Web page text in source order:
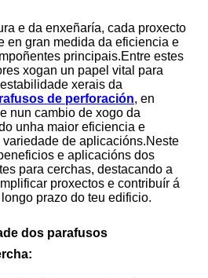
e da enxeñaría, cada proxecto
en gran medida da eficiencia e
principais.Entre estes
xogan un papel vital para
xerais da
de perforación, en
nun cambio de xogo da
unha maior eficiencia e
de aplicacións.Neste
e aplicacións dos
para cerchas, destacando a
proxectos e contribuír á
prazo do teu edificio.
dos parafusos